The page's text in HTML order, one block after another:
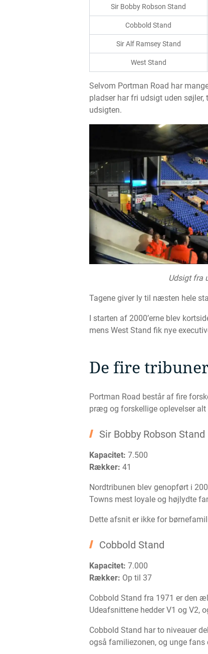
Sir Bobby Robson Stand
Cobbold Stand
Sir Alf Ramsey Stand
West Stand
Selvom Portman Road har
pladser har fri udsigt uden
udsigten.
Udsigt fra
Tagene giver ly til næsten hele
I starten af 2000’erne blev
mens West Stand fik nye
De fire
Portman Road består af fire
præg og forskellige oplevelser alt
Sir Bobby Robson Stand
Kapacitet: 7.500
Rækker: 41
Nordtribunen blev genopført i
Towns mest loyale og højlydte
Dette afsnit er ikke for
Cobbold Stand
Kapacitet: 7.000
Rækker: Op til 37
Cobbold Stand fra 1971 er den
Udeafsnittene hedder V1 og V2,
Cobbold Stand har to niveauer
også familiezonen, og unge fans